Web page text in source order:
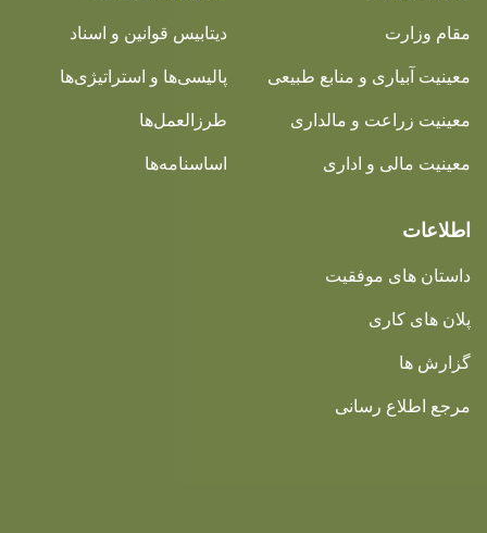
مقام وزارت
معینیت آبیاری و منابع طبیعی
معینیت زراعت و مالداری
معینیت مالی و اداری
دیتابیس قوانین و اسناد
پالیسی‌ها و استراتیژی‌ها
طرزالعمل‌ها
اساسنامه‌ها
اطلاعات
داستان های موفقیت
پلان های کاری
گزارش ها
مرجع اطلاع رسانی